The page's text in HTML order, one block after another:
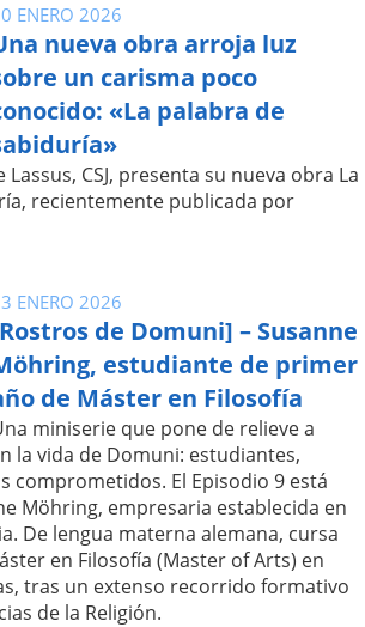
ENERO 2026
nueva obra arroja luz
un carisma poco
«La palabra de
Lassus, CSJ, presenta su nueva obra La
recientemente publicada por
ENERO 2026
de Domuni] – Susanne
estudiante de primer
de Máster en Filosofía
miniserie que pone de relieve a
la vida de Domuni: estudiantes,
comprometidos. El Episodio 9 está
Möhring, empresaria establecida en
De lengua materna alemana, cursa
en Filosofía (Master of Arts) en
tras un extenso recorrido formativo
de la Religión.